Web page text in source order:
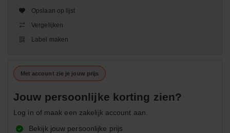
Opslaan op lijst
Vergelijken
Label maken
Met account zie je jouw prijs
Jouw persoonlijke korting zien?
Log in of maak een zakelijk account aan.
Bekijk jouw persoonlijke prijs